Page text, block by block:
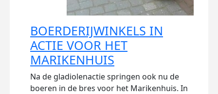
BOERDERIJWINKELS IN
ACTIE VOOR HET
MARIKENHUIS
Na de gladiolenactie springen ook nu de
boeren in de bres voor het Marikenhuis. In